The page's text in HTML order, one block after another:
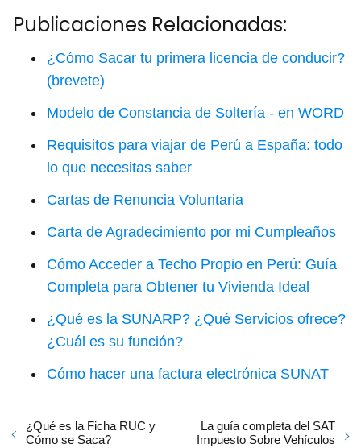
Publicaciones Relacionadas:
¿Cómo Sacar tu primera licencia de conducir?
(brevete)
Modelo de Constancia de Soltería - en WORD
Requisitos para viajar de Perú a España: todo
lo que necesitas saber
Cartas de Renuncia Voluntaria
Carta de Agradecimiento por mi Cumpleaños
Cómo Acceder a Techo Propio en Perú: Guía
Completa para Obtener tu Vivienda Ideal
¿Qué es la SUNARP? ¿Qué Servicios ofrece?
¿Cuál es su función?
Cómo hacer una factura electrónica SUNAT
¿Qué es la Ficha RUC y
Cómo se Saca?
La guía completa del SAT
Impuesto Sobre Vehículos